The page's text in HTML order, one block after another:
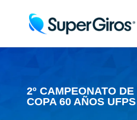
2º CAMPEONATO
COPA 60 AÑOS UFPS